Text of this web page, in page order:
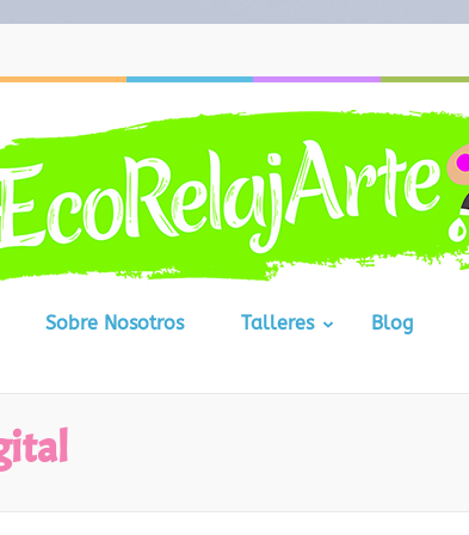
Sobre Nosotros Talleres Blog